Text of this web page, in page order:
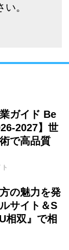
。
ガイド Be
2027】世
で高品質
の魅力を発
サイト＆S
相双』で相